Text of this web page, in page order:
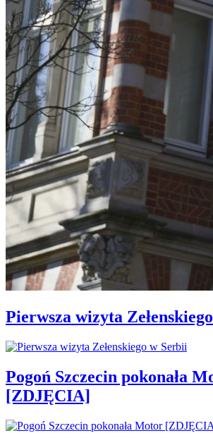
Pierwsza wizyta
Pogoń Szczecin pokonała
[ZDJĘCIA]